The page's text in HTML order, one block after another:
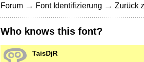
Forum → Font Identifizierung → Zurück
Who knows this font?
TaisDjR